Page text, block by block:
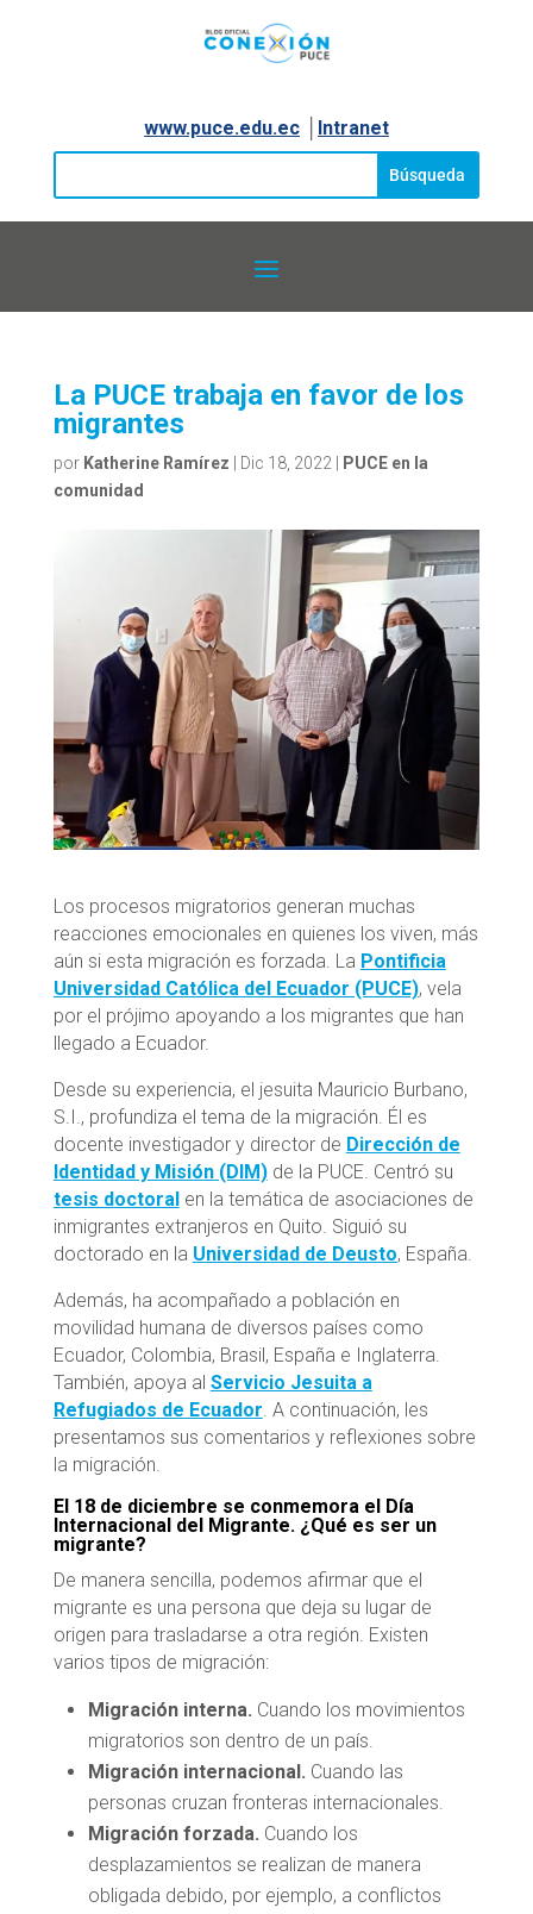
www.puce.edu.ec│ Intranet
La PUCE trabaja en favor de los
migrantes
por Katherine Ramírez Dic 18, 2022|
PUCE en la
comunidad
Los procesos migratorios generan muchas
reacciones emocionales en quienes los viven, más
aún si esta migración es forzada. La Pontificia
Universidad Católica del Ecuador (PUCE), vela
por el prójimo apoyando a los migrantes que han
llegado a Ecuador.
Desde su experiencia, el jesuita Mauricio Burbano,
S.I., profundiza el tema de la migración. Él es
docente investigador y director de Dirección de
Identidad y Misión (DIM)de la PUCE. Centró su
tesis doctoral en la temática de asociaciones de
inmigrantes extranjeros en Quito. Siguió su
doctorado en la Universidad de Deusto, España.
Además, ha acompañado a población en
movilidad humana de diversos países como
Ecuador, Colombia, Brasil, España e Inglaterra.
También, apoya al Servicio Jesuita a
Refugiados de Ecuador. A continuación, les
presentamos sus comentarios y reflexiones sobre
la migración.
El 18 de diciembre se conmemora el Día
Internacional del Migrante. ¿Qué es ser un
migrante?
De manera sencilla, podemos afirmar que el
migrante es una persona que deja su lugar de
origen para trasladarse a otra región. Existen
varios tipos de migración:
Migración interna. Cuando los movimientos
migratorios son dentro de un país.
Migración internacional. Cuando las
personas cruzan fronteras internacionales.
Migración forzada. Cuando los
desplazamientos se realizan de manera
obligada debido, por ejemplo, a conflictos